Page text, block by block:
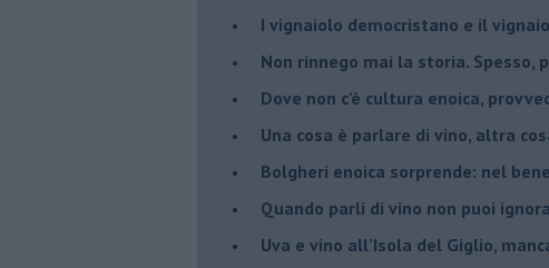
​I vignaiolo democristano e il
​Non rinnego mai la storia. Spesso,
​Dove non c’è cultura enoica,
​Una cosa è parlare di vino, altra
Bolgheri enoica sorprende: nel
​Quando parli di vino non puoi
Uva e vino all’Isola del Giglio,